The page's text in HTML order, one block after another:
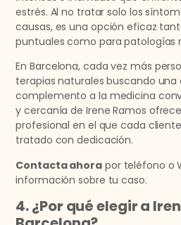
estrés. Al no tratar solo los
causas, es una opción eficaz
puntuales como para patologías
En Barcelona, cada vez más
terapias naturales buscando una
complemento a la medicina
y cercanía de Irene Ramos
profesional en el que cada
tratado con dedicación.
Contacta ahora por teléfono o
información sobre tu caso.
4. ¿Por qué elegir a